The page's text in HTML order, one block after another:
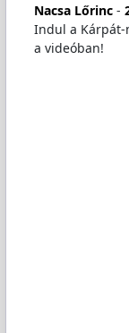
Nacsa Lőrinc-
Indul a Kárpát-
a videóban!